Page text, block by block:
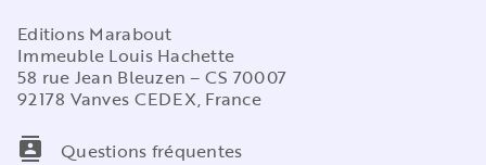
Editions Marabout
Immeuble Louis Hachette
58 rue Jean Bleuzen – CS 70007
92178 Vanves CEDEX, France
contacts
Questions fréquentes